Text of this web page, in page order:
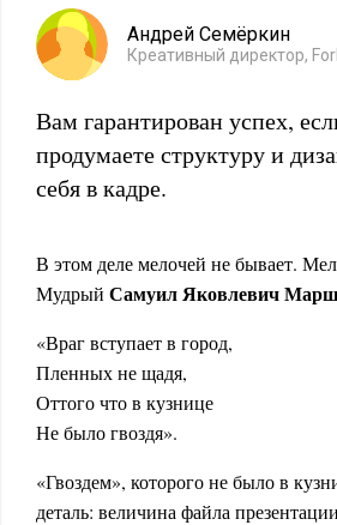
Андрей Семёркин
Креативный директор,
Вам гарантирован успех,
продумаете структуру и
себя в кадре.
В этом деле мелочей не бывает.
Мудрый Самуил Яковлевич
«Враг вступает в город,
Пленных не щадя,
Оттого что в кузнице
Не было гвоздя».
«Гвоздем», которого не было в
деталь: величина файла